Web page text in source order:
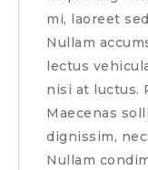
mi, laoreet
Nullam
lectus
nisi at luctus.
Maecenas
dignissim,
Nullam